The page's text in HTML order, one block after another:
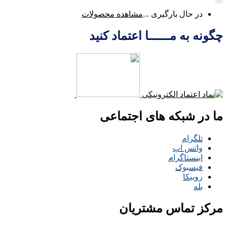
در حال بارگیری ...مشاهده محصولات
چگونه به مــــــا اعتماد کنید
ما در شبکه های اجتماعی
تلگرام
واتس اپ
اینستاگرام
فیسبوک
روبیکا
بله
مرکز تماس مشتریان